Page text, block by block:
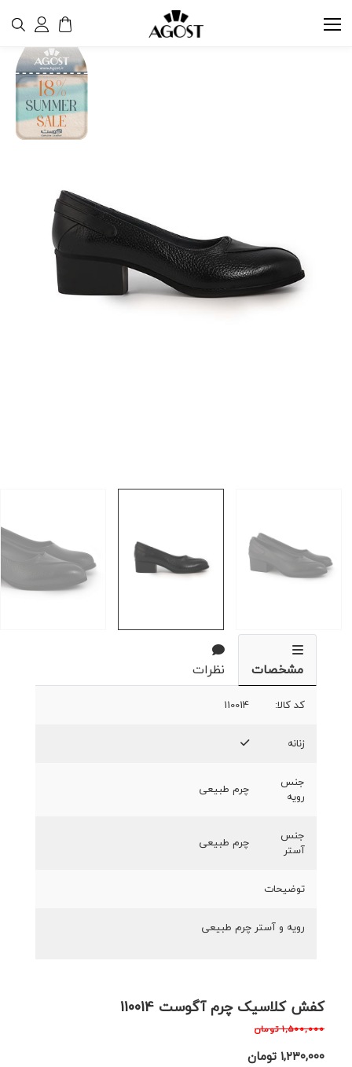
کفش کلاسیک چرم آگوست 110014
۱,۵۰۰,۰۰۰ تومان
۱,۲۳۰,۰۰۰ تومان
مشخصات نظرات
کد کالا: 110014
زنانه
جنس
رویه
چرم طبیعی
جنس
آستر
چرم طبیعی
توضیحات
رویه و آستر چرم طبیعی